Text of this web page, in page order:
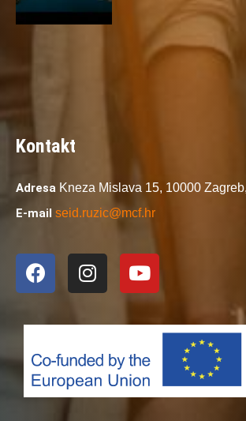
Kontakt
Adresa Kneza Mislava 15, 10000 Zagreb,
E-mail seid.ruzic@mcf.hr